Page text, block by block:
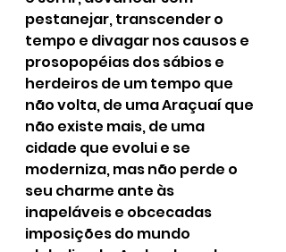
pestanejar, transcender o
tempo e divagar nos causos e
prosopopéias dos sábios e
herdeiros de um tempo que
não volta, de uma Araçuaí que
não existe mais, de uma
cidade que evolui e se
moderniza, mas não perde o
seu charme ante às
inapeláveis e obcecadas
imposições do mundo